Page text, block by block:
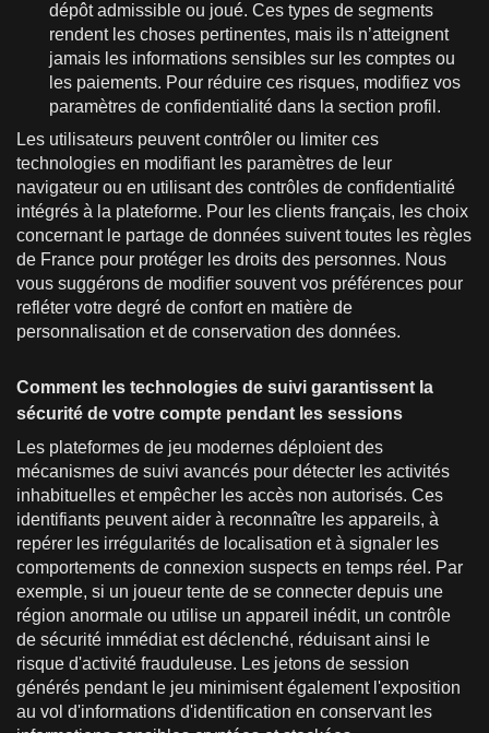
dépôt admissible ou joué. Ces types de segments
rendent les choses pertinentes, mais ils n’atteignent
jamais les informations sensibles sur les comptes ou
les paiements. Pour réduire ces risques, modifiez vos
paramètres de confidentialité dans la section profil.
Les utilisateurs peuvent contrôler ou limiter ces
technologies en modifiant les paramètres de leur
navigateur ou en utilisant des contrôles de confidentialité
intégrés à la plateforme. Pour les clients français, les choix
concernant le partage de données suivent toutes les règles
de France pour protéger les droits des personnes. Nous
vous suggérons de modifier souvent vos préférences pour
refléter votre degré de confort en matière de
personnalisation et de conservation des données.
Comment les technologies de suivi garantissent la
sécurité de votre compte pendant les sessions
Les plateformes de jeu modernes déploient des
mécanismes de suivi avancés pour détecter les activités
inhabituelles et empêcher les accès non autorisés. Ces
identifiants peuvent aider à reconnaître les appareils, à
repérer les irrégularités de localisation et à signaler les
comportements de connexion suspects en temps réel. Par
exemple, si un joueur tente de se connecter depuis une
région anormale ou utilise un appareil inédit, un contrôle
de sécurité immédiat est déclenché, réduisant ainsi le
risque d'activité frauduleuse. Les jetons de session
générés pendant le jeu minimisent également l'exposition
au vol d'informations d'identification en conservant les